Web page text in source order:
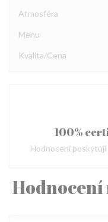
Atmosféra
Menu
Kvalita/Cena
100%
Hodnocení